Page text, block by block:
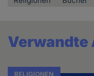
Verwandte
RELIGIONEN